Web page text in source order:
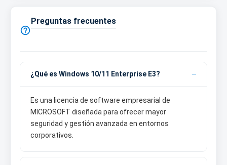

Preguntas frecuentes
¿Qué es Windows 10/11 Enterprise E3?
Es una licencia de software empresarial de
MICROSOFT diseñada para ofrecer mayor
seguridad y gestión avanzada en entornos
corporativos.